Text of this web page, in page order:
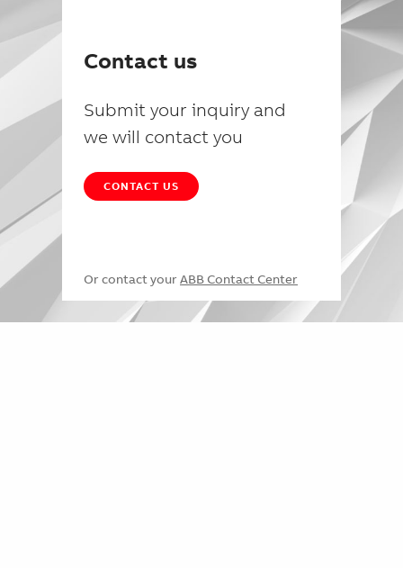
Contact us
Submit your inquiry and
we will contact you
CONTACT US
Or contact your ABB Contact Center